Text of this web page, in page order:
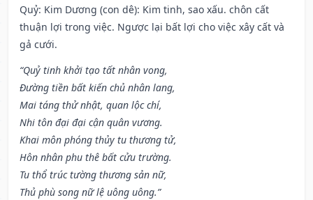
Quỷ: Kim Dương (con dê): Kim tinh, sao xấu. chôn cất
thuận lợi trong việc. Ngược lại bất lợi cho việc xây cất và
gả cưới.
“Quỷ tinh khởi tạo tất nhân vong,
Đường tiền bất kiến chủ nhân lang,
Mai táng thử nhật, quan lộc chí,
Nhi tôn đại đại cận quân vương.
Khai môn phóng thủy tu thương tử,
Hôn nhân phu thê bất cửu trường.
Tu thổ trúc tường thương sản nữ,
Thủ phù song nữ lệ uông uông.”